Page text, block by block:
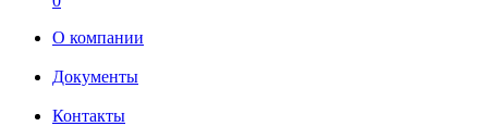
О компании
Документы
Контакты